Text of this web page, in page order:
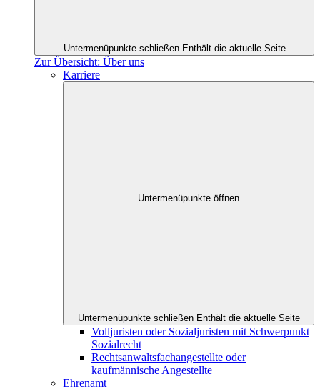
Untermenüpunkte schließen Enthält die aktuelle Seite
Zur Übersicht: Über uns
Karriere
Untermenüpunkte öffnen
Untermenüpunkte schließen Enthält die aktuelle Seite
Volljuristen oder Sozialjuristen mit Schwerpunkt
Sozialrecht
Rechtsanwaltsfachangestellte oder
kaufmännische Angestellte
Ehrenamt